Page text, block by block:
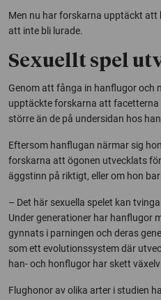
Men nu har forskarna upptäckt
att inte bli lurade.
Sexuellt spel
Genom att fånga in hanflugor och
upptäckte forskarna att facetterna
större än de på undersidan hos
Eftersom hanflugan närmar sig
forskarna att ögonen utvecklats
äggstinn på riktigt, eller om hon
– Det här sexuella spelet kan
Under generationer har hanflugor
gynnats i parningen och deras
som ett evolutionssystem där
han- och honflugor har skett
Flughonor av olika arter i studien